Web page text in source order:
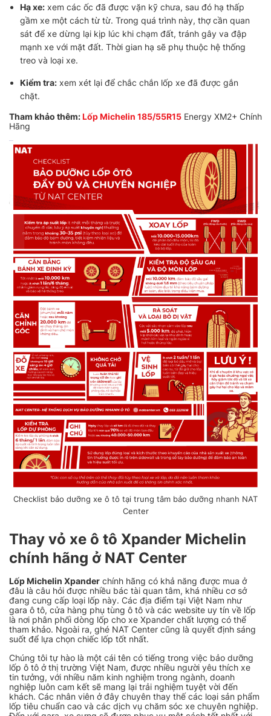
Hạ xe: xem các ốc đã được vặn kỹ chưa, sau đó hạ thấp
gầm xe một cách từ từ. Trong quá trình này, thợ cần quan
sát để xe dừng lại kịp lúc khi chạm đất, tránh gây va đập
mạnh xe với mặt đất. Thời gian hạ sẽ phụ thuộc hệ thống
treo và loại xe.
Kiểm tra: xem xét lại để chắc chắn lốp xe đã được gắn
chặt.
Tham khảo thêm:Lốp Michelin 185/55R15 Energy XM2+ Chính
Hãng
Checklist bảo dưỡng xe ô tô tại trung tâm bảo dưỡng nhanh NAT
Center
Thay vỏ xe ô tô Xpander Michelin
chính hãng ở NAT Center
Lốp Michelin Xpander chính hãng có khả năng được mua ở
đâu là câu hỏi được nhiều bác tài quan tâm, khá nhiều cơ sở
đang cung cấp loại lốp này. Các địa điểm tại Việt Nam như
gara ô tô, cửa hàng phụ tùng ô tô và các website uy tín về lốp
là nơi phân phối dòng lốp cho xe Xpander chất lượng có thể
tham khảo. Ngoài ra, ghé NAT Center cũng là quyết định sáng
suốt để lựa chọn chiếc lốp tốt nhất.
Chúng tôi tự hào là một cái tên có tiếng trong việc bảo dưỡng
lốp ô tô ở thị trường Việt Nam, được nhiều người yêu thích xe
tin tưởng, với nhiều năm kinh nghiệm trong ngành, doanh
nghiệp luôn cam kết sẽ mang lại trải nghiệm tuyệt vời đến
khách. Các nhân viên ở đây chuyên thay thế các loại sản phẩm
lốp tiêu chuẩn cao và các dịch vụ chăm sóc xe chuyên nghiệp.